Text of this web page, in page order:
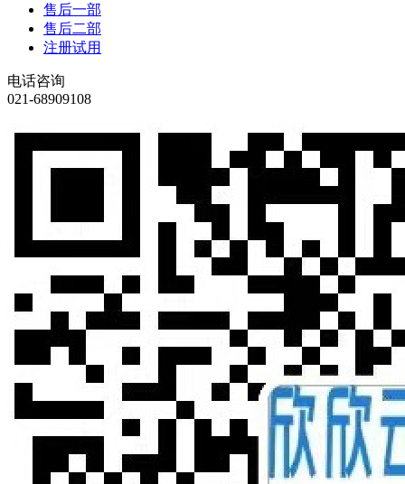
售后一部
售后二部
注册试用
电话咨询
021-68909108